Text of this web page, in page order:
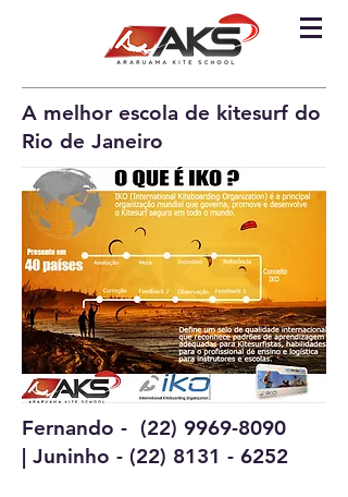
A melhor escola de kitesurf do
Rio de Janeiro
Fernando - (22) 9969-8090
| Juninho - (22) 8131 - 6252